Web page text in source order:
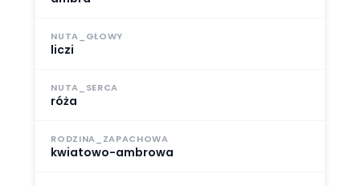
NUTA_GŁOWY
liczi
NUTA_SERCA
róża
RODZINA_ZAPACHOWA
kwiatowo-ambrowa